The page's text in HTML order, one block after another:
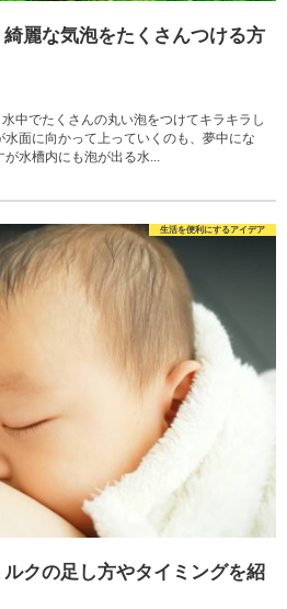
麗な気泡をたくさんつける方
中でたくさんの丸い泡をつけてキラキラし
面に向かって上っていくのも、夢中にな
が水槽内にも泡が出る水...
生活を便利にするアイデア
クの足し方やタイミングを紹